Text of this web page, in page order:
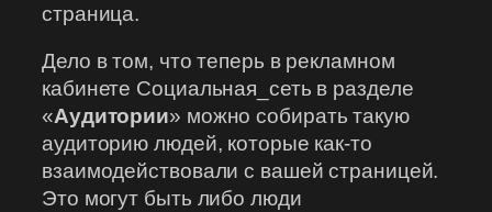
страница.
Дело в том, что теперь в рекламном
кабинете Социальная_сеть в разделе
«Аудитории» можно собирать такую
аудиторию людей, которые как-то
взаимодействовали с вашей страницей.
Это могут быть либо люди